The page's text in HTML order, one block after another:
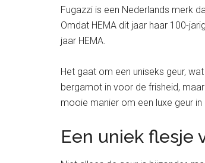
Fugazzi is een Nederlands merk
Omdat HEMA dit jaar haar 100-
jaar HEMA.
Het gaat om een uniseks geur,
bergamot in voor de frisheid,
mooie manier om een luxe geur
Een uniek flesje